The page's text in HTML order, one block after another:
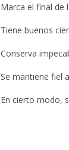
Marca el final de
Tiene buenos
Conserva
Se mantiene fiel
En cierto modo,